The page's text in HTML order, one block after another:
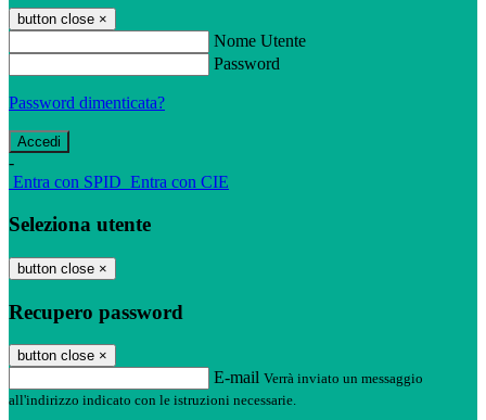
button close ×
Nome Utente
Password
Password dimenticata?
-
Entra con SPID Entra con CIE
Seleziona utente
button close ×
Recupero password
button close ×
E-mail Verrà inviato un messaggio
all'indirizzo indicato con le istruzioni necessarie.